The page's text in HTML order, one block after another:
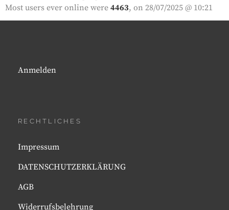
Most users ever online were 4463, on 28/07/2025 @ 10:21
Anmelden
RECHTLICHES
Impressum
DATENSCHUTZERKLÄRUNG
AGB
Widerrufsbelehrung